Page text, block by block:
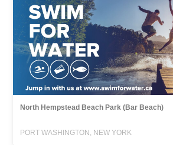
North Hempstead Beach Park (Bar Beach)
PORT WASHINGTON, NEW YORK